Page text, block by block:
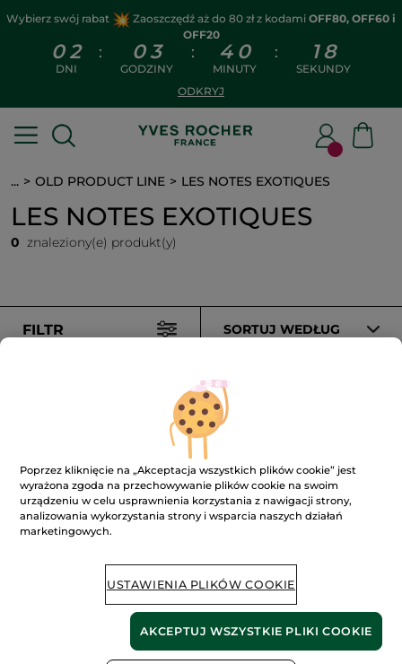
Wybierz swój rabat Zaoszczędź aż do 80 zł z kodami OFF80, OFF60 i
OFF20
0 2
DNI
: 03
GODZINY
: 4 0
MINUTY
: 1 8
SEKUNDY
ODKRYJ
... OLD PRODUCT LINE LES NOTES EXOTIQUES
LES NOTES EXOTIQUES
0 znaleziony(e) produkt(y)
FILTR SORTUJ WEDŁUG
roślinne
pól organicznych
Pokaż więcej
Poprzez kliknięcie na „Akceptacja wszystkich plików cookie” jest
wyrażona zgoda na przechowywanie plików cookie na swoim
urządzeniu w celu usprawnienia korzystania z nawigacji strony,
analizowania wykorzystania strony i wsparcia naszych działań
marketingowych.
USTAWIENIA PLIKÓW COOKIE
AKCEPTUJ WSZYSTKIE PLIKI COOKIE